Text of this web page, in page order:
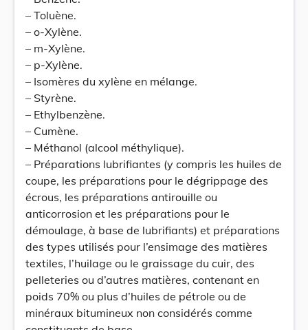
– Toluène.
– o-Xylène.
– m-Xylène.
– p-Xylène.
– Isomères du xylène en mélange.
– Styrène.
– Ethylbenzène.
– Cumène.
– Méthanol (alcool méthylique).
– Préparations lubrifiantes (y compris les huiles de
coupe, les préparations pour le dégrippage des
écrous, les préparations antirouille ou
anticorrosion et les préparations pour le
démoulage, à base de lubrifiants) et préparations
des types utilisés pour l’ensimage des matières
textiles, l’huilage ou le graissage du cuir, des
pelleteries ou d’autres matières, contenant en
poids 70% ou plus d’huiles de pétrole ou de
minéraux bitumineux non considérés comme